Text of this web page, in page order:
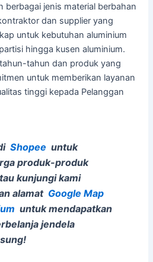
berbagai jenis material berbahan
dan supplier yang
untuk kebutuhan aluminium
hingga kusen aluminium.
tahun dan produk yang
untuk memberikan layanan
tinggi kepada Pelanggan
Shopee untuk
produk-produk
kunjungi kami
alamat Google Map
untuk mendapatkan
jendela